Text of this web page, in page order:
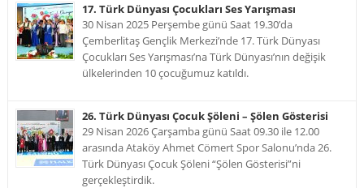
17. Türk Dünyası Çocukları Ses Yarışması
30 Nisan 2025 Perşembe günü Saat 19.30’da
Çemberlitaş Gençlik Merkezi’nde 17. Türk Dünyası
Çocukları Ses Yarışması’na Türk Dünyası’nın değişik
ülkelerinden 10 çocuğumuz katıldı.
26. Türk Dünyası Çocuk Şöleni – Şölen Gösterisi
29 Nisan 2026 Çarşamba günü Saat 09.30 ile 12.00
arasında Ataköy Ahmet Cömert Spor Salonu’nda 26.
Türk Dünyası Çocuk Şöleni “Şölen Gösterisi”ni
gerçekleştirdik.